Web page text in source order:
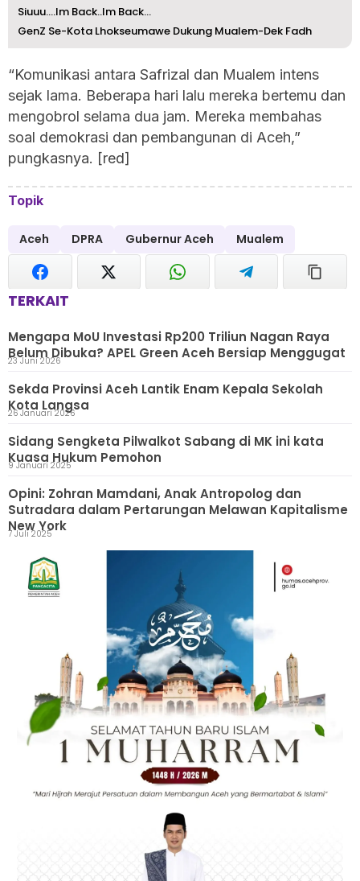
Siuuu….Im Back..Im Back…
GenZ Se-Kota Lhokseumawe Dukung Mualem-Dek Fadh
“Komunikasi antara Safrizal dan Mualem intens
sejak lama. Beberapa hari lalu mereka bertemu dan
mengobrol selama dua jam. Mereka membahas
soal demokrasi dan pembangunan di Aceh,”
pungkasnya. [red]
Topik
Aceh DPRA Gubernur Aceh Mualem
TERKAIT
Mengapa MoU Investasi Rp200 Triliun Nagan Raya
Belum Dibuka? APEL Green Aceh Bersiap Menggugat
23 Juni 2026
Sekda Provinsi Aceh Lantik Enam Kepala Sekolah
Kota Langsa
26 Januari 2026
Sidang Sengketa Pilwalkot Sabang di MK ini kata
Kuasa Hukum Pemohon
9 Januari 2025
Opini: Zohran Mamdani, Anak Antropolog dan
Sutradara dalam Pertarungan Melawan Kapitalisme
New York
7 Juli 2025